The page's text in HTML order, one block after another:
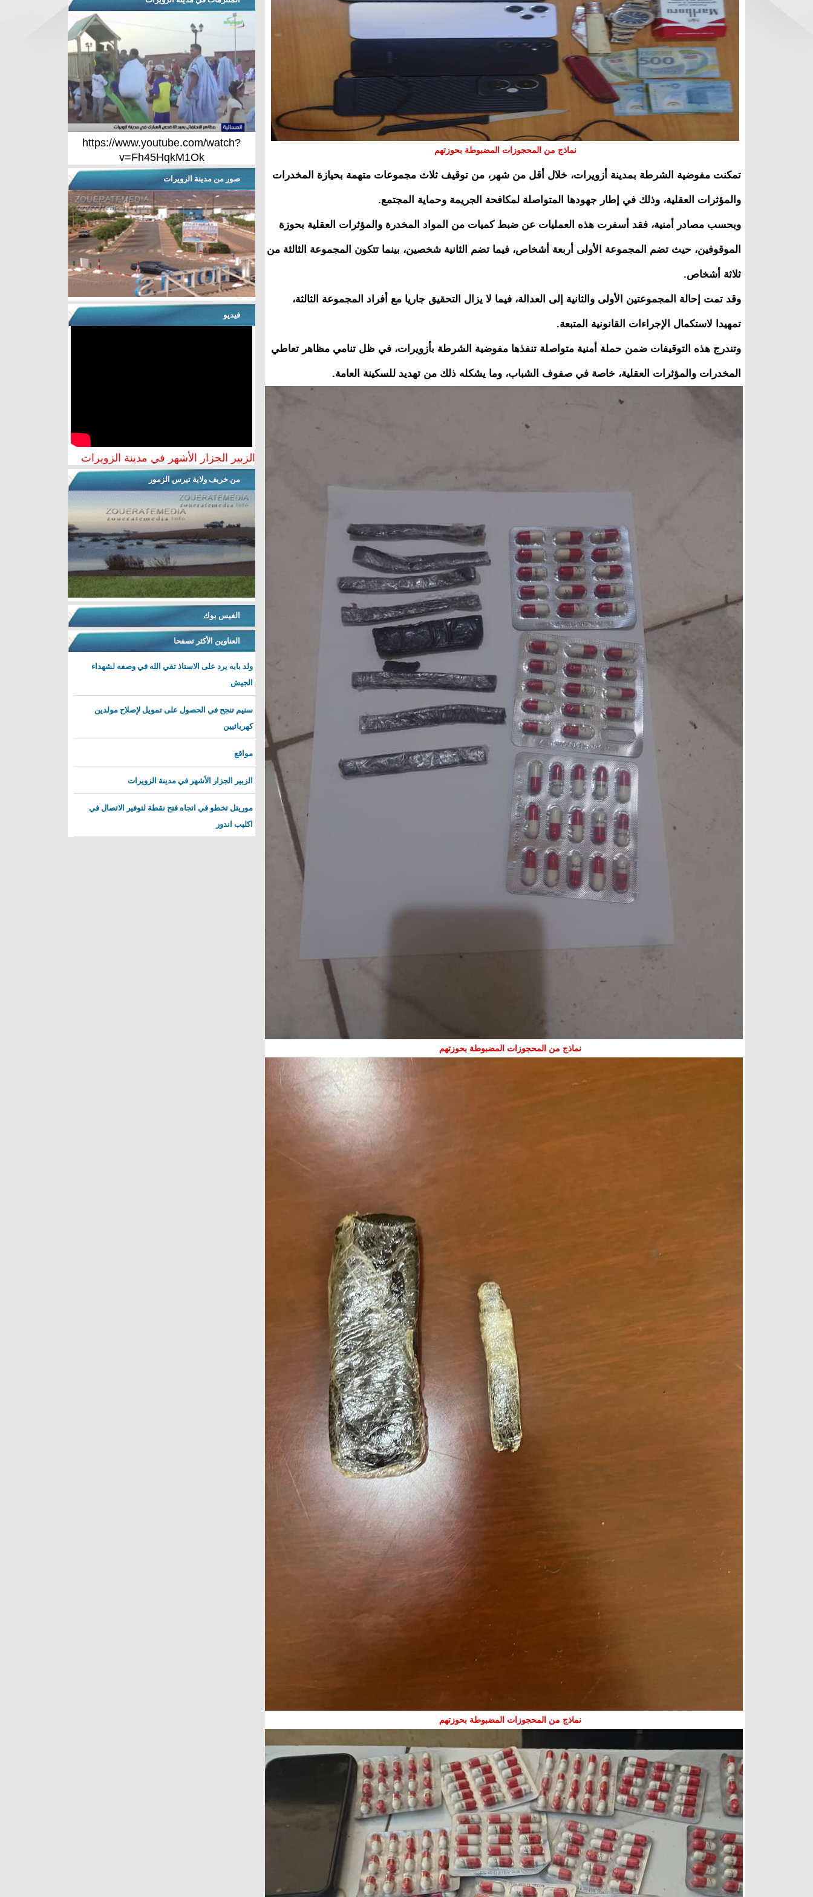
نماذج من المحجوزات المضبوطة بحوزتهم
تمكنت مفوضية الشرطة بمدينة أزويرات، خلال أقل من شهر، من توقيف ثلاث مجموعات متهمة بحيازة المخدرات
والمؤثرات العقلية، وذلك في إطار جهودها المتواصلة لمكافحة الجريمة وحماية المجتمع.
وبحسب مصادر أمنية، فقد أسفرت هذه العمليات عن ضبط كميات من المواد المخدرة والمؤثرات العقلية بحوزة
الموقوفين، حيث تضم المجموعة الأولى أربعة أشخاص، فيما تضم الثانية شخصين، بينما تتكون المجموعة الثالثة من
ثلاثة أشخاص.
وقد تمت إحالة المجموعتين الأولى والثانية إلى العدالة، فيما لا يزال التحقيق جاريا مع أفراد المجموعة الثالثة،
تمهيدا لاستكمال الإجراءات القانونية المتبعة.
وتندرج هذه التوقيفات ضمن حملة أمنية متواصلة تنفذها مفوضية الشرطة بأزويرات، في ظل تنامي مظاهر تعاطي
المخدرات والمؤثرات العقلية، خاصة في صفوف الشباب، وما يشكله ذلك من تهديد للسكينة العامة.
نماذج من المحجوزات المضبوطة بحوزتهم
نماذج من المحجوزات المضبوطة بحوزتهم
https://www.youtube.com/watch?
v=Fh45HqkM1Ok
صور من مدينة الزويرات
فيديو
الزبير الجزار الأشهر في مدينة الزويرات
من خريف ولاية تيرس الزمور
الفيس بوك
العناوين الأكثر تصفحا
ولد بايه يرد على الاستاذ تقي الله في وصفه لشهداء
الجيش
سنيم تنجح في الحصول على تمويل لإصلاح مولدين
كهربائيين
مواقع
الزبير الجزار الأشهر في مدينة الزويرات
موريتل تخطو في اتجاه فتح نقطة لتوفير الاتصال في
اكليب اندور